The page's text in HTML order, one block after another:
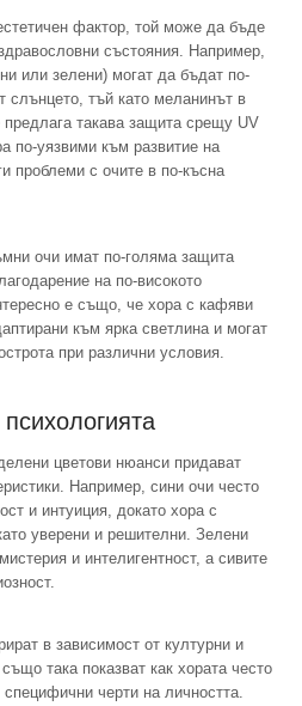
фактор, той може да бъде
състояния. Например,
или зелени) могат да бъдат по-
слънцето, тъй като меланинът в
такава защита срещу UV
по-уязвими към развитие на
проблеми с очите в по-късна
очи имат по-голяма защита
на по-високото
е също, че хора с кафяви
към ярка светлина и могат
при различни условия.
цветови нюанси придават
Например, сини очи често
и интуиция, докато хора с
уверени и решителни. Зелени
и интелигентност, а сивите
в зависимост от културни и
така показват как хората често
черти на личността.